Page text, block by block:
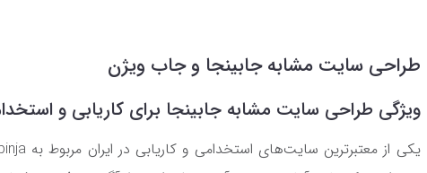
طراحی سایت مشابه جابینجا و جاب ویژن
ویژگی طراحی سایت مشابه جابینجا برای کاریابی و